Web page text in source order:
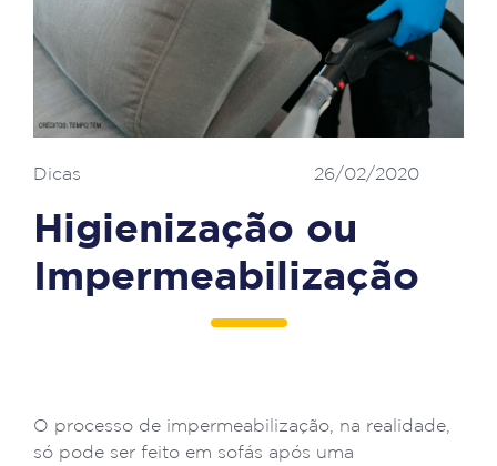
26/02/2020
Dicas
Higienização ou
Impermeabilização
O processo de impermeabilização, na realidade,
só pode ser feito em sofás após uma